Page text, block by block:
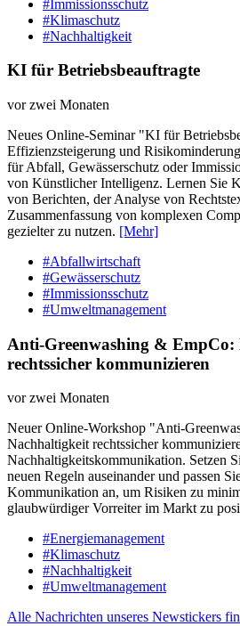
#Immissionsschutz
#Klimaschutz
#Nachhaltigkeit
KI für Betriebsbeauftragte
vor zwei Monaten
Neues Online-Seminar "KI für
Effizienzsteigerung und
für Abfall, Gewässerschutz oder
von Künstlicher Intelligenz. Lernen Sie
von Berichten, der Analyse von
Zusammenfassung von komplexen
gezielter zu nutzen. [Mehr]
#Abfallwirtschaft
#Gewässerschutz
#Immissionsschutz
#Umweltmanagement
Anti-Greenwashing &
rechtssicher kommunizieren
vor zwei Monaten
Neuer Online-Workshop "Anti-
Nachhaltigkeit rechtssicher
Nachhaltigkeitskommunikation. Setzen
neuen Regeln auseinander und passen
Kommunikation an, um Risiken zu
glaubwürdiger Vorreiter im Markt zu
#Energiemanagement
#Klimaschutz
#Nachhaltigkeit
#Umweltmanagement
Alle Nachrichten unseres Newstickers